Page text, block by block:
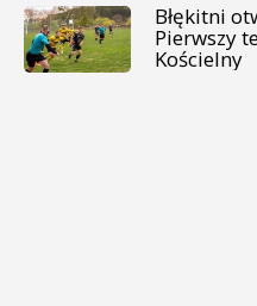
Błękitni
Pierwszy
Kościelny